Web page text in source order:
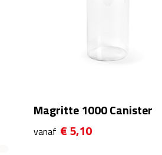
Magritte 1000 Canister
vanaf € 5,10